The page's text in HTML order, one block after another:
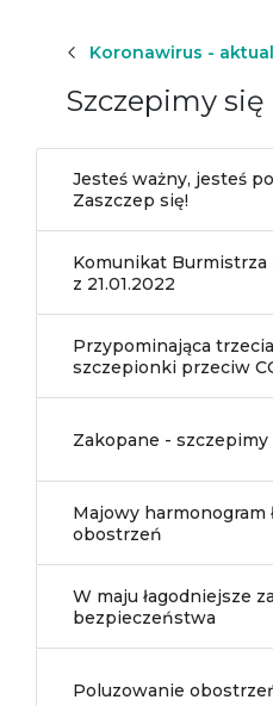
Koronawirus -
Szczepimy się
Jesteś ważny, jesteś
Zaszczep się!
Komunikat Burmistrza
z 21.01.2022
Przypominająca
szczepionki przeciw
Zakopane - szczepimy
Majowy harmonogram
obostrzeń
W maju łagodniejsze
bezpieczeństwa
Poluzowanie